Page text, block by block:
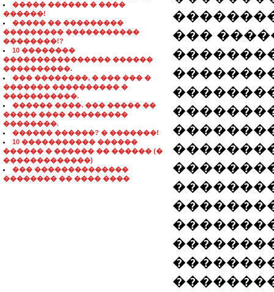
����� ������ � ����
������!
����� �� ���������
��������� �����������
��������!?
10 ��������
���������������� ������
����������.
��� ��������, � ��� ��� �
������� ���������� �
�����������.
������ ����. ��� ����� ��
����� ���� ���������
��������.
������ ������? � �������!
10 ����������� ������
������ � ������ �� ������ (�
�������������)
��� ��������������
�������� �� ���� ����
���